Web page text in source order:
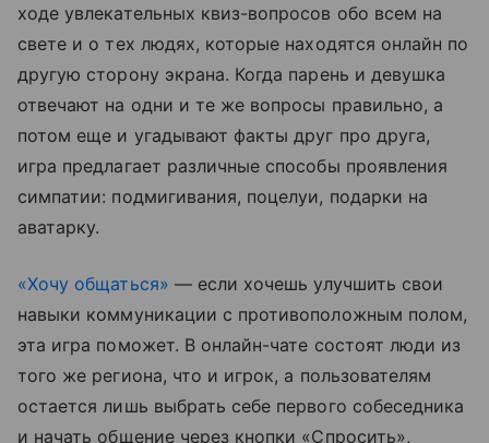
ходе увлекательных квиз-вопросов обо всем на
свете и о тех людях, которые находятся онлайн по
другую сторону экрана. Когда парень и девушка
отвечают на одни и те же вопросы правильно, а
потом еще и угадывают факты друг про друга,
игра предлагает различные способы проявления
симпатии: подмигивания, поцелуи, подарки на
аватарку.
«Хочу общаться» — если хочешь улучшить свои
навыки коммуникации с противоположным полом,
эта игра поможет. В онлайн-чате состоят люди из
того же региона, что и игрок, а пользователям
остается лишь выбрать себе первого собеседника
и начать общение через кнопки «Спросить»,